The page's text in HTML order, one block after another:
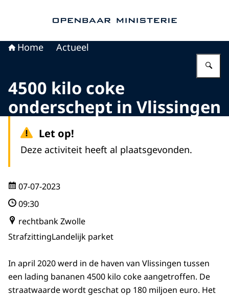
Home Actueel
4500 kilo coke
onderschept in Vlissingen
Let op!
Deze activiteit heeft al plaatsgevonden.
07-07-2023
09:30
rechtbank Zwolle
StrafzittingLandelijk parket
In april 2020 werd in de haven van Vlissingen tussen
een lading bananen 4500 kilo coke aangetroffen. De
straatwaarde wordt geschat op 180 miljoen euro. Het